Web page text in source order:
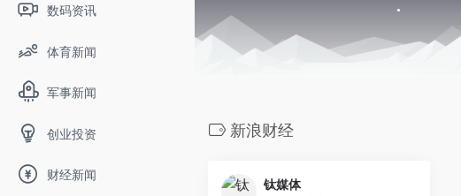
数码资讯
体育新闻
军事新闻
创业投资
财经新闻
新浪财经
钛媒体